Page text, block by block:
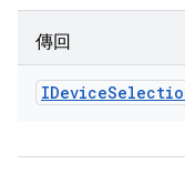
傳回
IDevice